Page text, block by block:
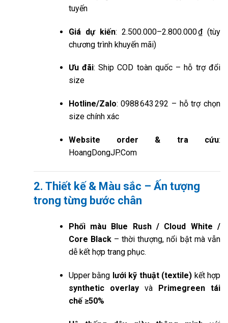
tuyến
Giá dự kiến: 2.500.000–2.800.000 ₫ (tùy
chương trình khuyến mãi)
Ưu đãi: Ship COD toàn quốc – hỗ trợ đổi
size
Hotline/Zalo: 0988 643 292 – hỗ trợ chọn
size chính xác
Website order & tra cứu:
HoangDongJP.Com
2. Thiết kế & Màu sắc – Ấn tượng
trong từng bước chân
Phối màu Blue Rush / Cloud White /
Core Black– thời thượng, nổi bật mà vẫn
dễ kết hợp trang phục.
Upper bằng lưới kỹ thuật (textile) kết hợp
synthetic overlayvà Primegreen tái
chế ≥50%